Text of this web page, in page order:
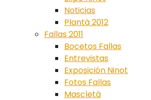
Noticias
Plantà 2012
Fallas 2011
Bocetos Fallas
Entrevistas
Exposición Ninot
Fotos Fallas
Mascletá